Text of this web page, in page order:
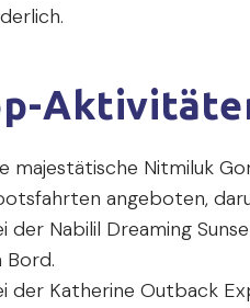
majestätische Nitmiluk
angeboten,
der Nabilil Dreaming
Bord.
der Katherine Outback